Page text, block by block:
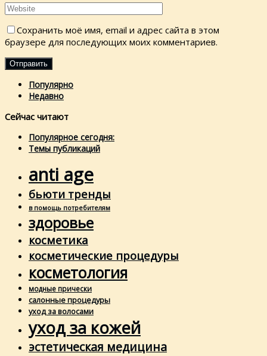
Сохранить моё имя, email и адрес сайта в этом
браузере для последующих моих комментариев.
Популярно
Недавно
Сейчас читают
Популярное сегодня:
Темы публикаций
anti age
бьюти тренды
в помощь потребителям
здоровье
косметика
косметические процедуры
косметология
модные прически
салонные процедуры
уход за волосами
уход за кожей
эстетическая медицина